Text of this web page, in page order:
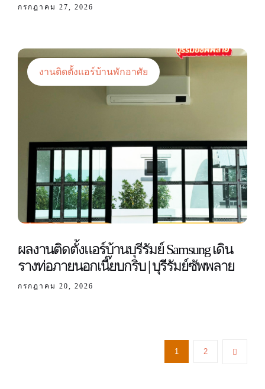
กรกฎาคม 27, 2026
งานติดตั้งแอร์บ้านพักอาศัย
ผลงานติดตั้งแอร์บ้านบุรีรัมย์ Samsung เดิน
รางท่อภายนอกเนี๊ยบกริบ | บุรีรัมย์ซัพพลาย
กรกฎาคม 20, 2026
1 2